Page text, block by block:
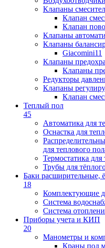
Клапаны
Клапан
Клапан
Клапаны
Клапаны
Giacomini11
Клапаны
Клапаны
Редукторы
Клапаны
Клапан
Теплый пол
45
Автоматика для
Оснастка для
для теплового
Термостатика для
Трубы для
Баки расширительные,
18
Комплектующие
Система
Система
Приборы учета и КИП
20
Манометры и
Краны под